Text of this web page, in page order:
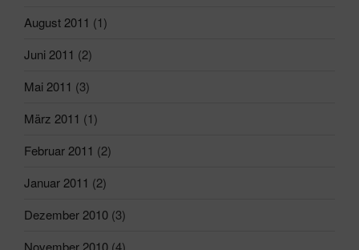
August 2011 (1)
Juni 2011 (2)
Mai 2011 (3)
März 2011 (1)
Februar 2011 (2)
Januar 2011 (2)
Dezember 2010 (3)
November 2010 (4)